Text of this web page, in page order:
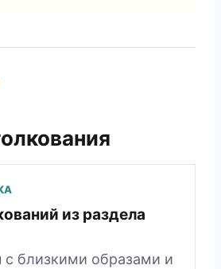
из раздела
с близкими образами и